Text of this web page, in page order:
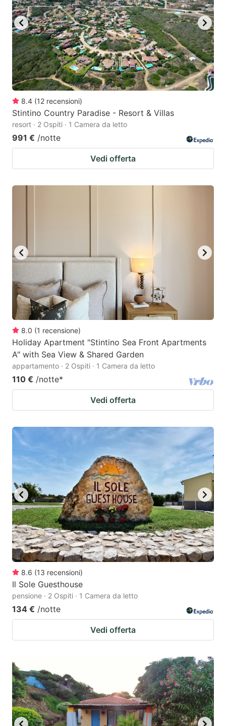
key
to
get
the
keyboard
shortcuts
for
changing
dates.
key
to
get
the
keyboard
shortcuts
changing
8.4 (12 recensioni)
Stintino Country Paradise - Resort & Villas
resort · 2 Ospiti · 1 Camera da letto
991 € /notte
Vedi offerta
8.0 (1 recensione)
Holiday Apartment "Stintino Sea Front Apartments
A" with Sea View & Shared Garden
appartamento · 2 Ospiti · 1 Camera da letto
110 € /notte*
Vedi offerta
8.6 (13 recensioni)
Il Sole Guesthouse
pensione · 2 Ospiti · 1 Camera da letto
134 € /notte
Vedi offerta